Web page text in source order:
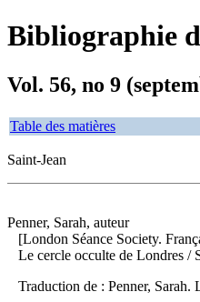
Bibliographie
Vol. 56, no 9
Table des matières
Saint-Jean
Penner, Sarah, auteur
[London Séance Society.
Le cercle occulte de Londres /
Traduction de : Penner,